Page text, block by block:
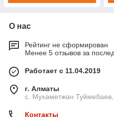
О нас
Рейтинг не сформирован
Менее 5 отзывов за
Работает с 11.04.2019
г. Алматы
с. Мухаметжан
Контакты